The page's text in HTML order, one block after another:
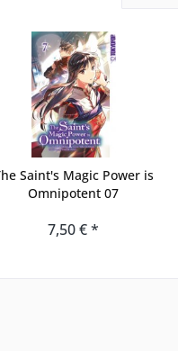
Saint's Magic Power is
Omnipotent 07
7,50 € *